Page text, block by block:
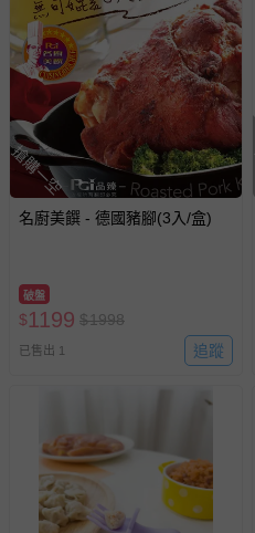
搶購一空
名廚美饌 - 德國豬腳(3入/盒)
破盤
$1199 $1998
已售出 1 追蹤